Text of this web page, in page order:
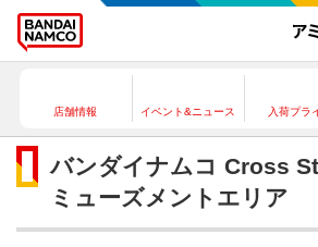
店舗情報 イベント&ニュース 入荷プラ
バンダイナムコ Cross
ミューズメントエリア